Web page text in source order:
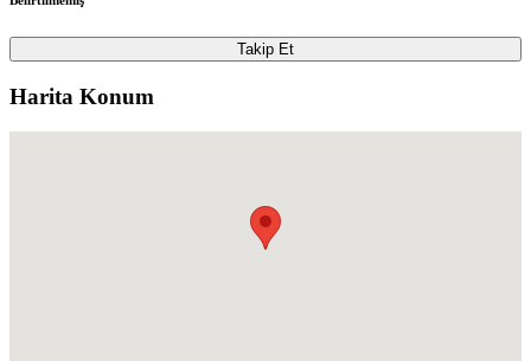
Takip Et
Harita Konum